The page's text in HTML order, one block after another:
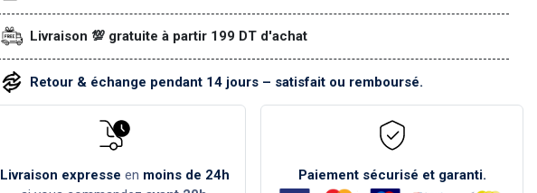
Livraison 💯 gratuite à partir 199 DT d'achat
Retour & échange pendant 14 jours – satisfait ou remboursé.
Livraison expresse en moins de 24h
Paiement sécurisé et garanti.